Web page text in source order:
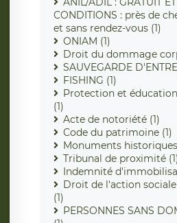
CONDITIONS : près de
et sans rendez-vous (1)
ONIAM (1)
Droit du dommage
SAUVEGARDE
FISHING (1)
Protection et
(1)
Acte de notoriété (1)
Code du patrimoine (1)
Monuments historiques
Tribunal de proximité
Indemnité
Droit de l'action
(1)
PERSONNES SANS